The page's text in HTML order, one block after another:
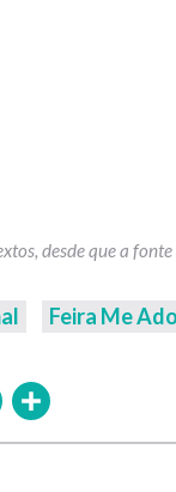
Feira Me
WhatsApp